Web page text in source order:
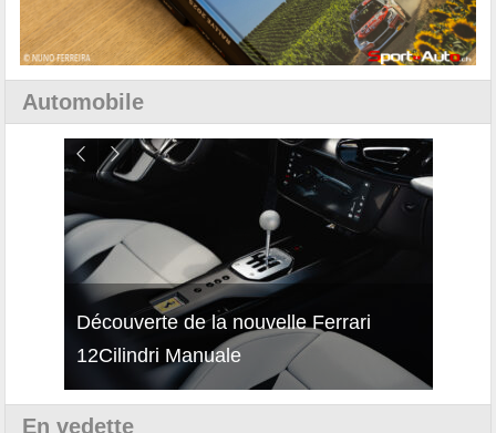
Automobile
Découverte de la nouvelle Ferrari
12Cilindri Manuale
En vedette